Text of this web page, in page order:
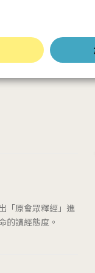
「原會眾釋經」進
的讀經態度。